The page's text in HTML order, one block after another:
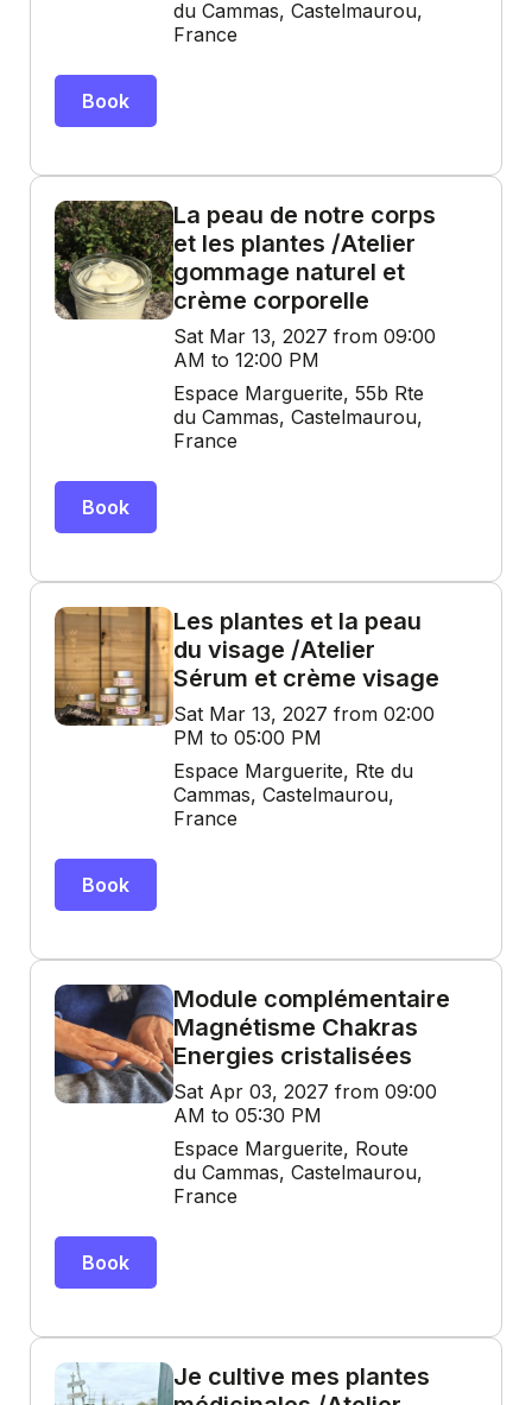
du Cammas, Castelmaurou,
France
Book
La peau de notre corps
et les plantes /Atelier
gommage naturel et
crème corporelle
Sat Mar 13, 2027 from 09:00
AM to 12:00 PM
Espace Marguerite, 55b Rte
du Cammas, Castelmaurou,
France
Book
Les plantes et la peau
du visage /Atelier
Sérum et crème visage
Sat Mar 13, 2027 from 02:00
PM to 05:00 PM
Espace Marguerite, Rte du
Cammas, Castelmaurou,
France
Book
Module complémentaire
Magnétisme Chakras
Energies cristalisées
Sat Apr 03, 2027 from 09:00
AM to 05:30 PM
Espace Marguerite, Route
du Cammas, Castelmaurou,
France
Book
Je cultive mes plantes